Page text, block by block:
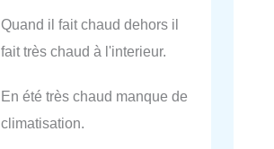
Quand il fait chaud dehors il
fait très chaud à l'interieur.
En été très chaud manque de
climatisation.